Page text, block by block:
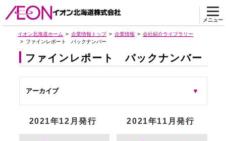
メニュー
イオン北海道ホーム 企業情報トップ 企業情報
会社紹介ライブラリー
ファインレポート バックナンバー
ファインレポート バックナンバー
2021年12月発行 2021年11月発行
アーカイブ